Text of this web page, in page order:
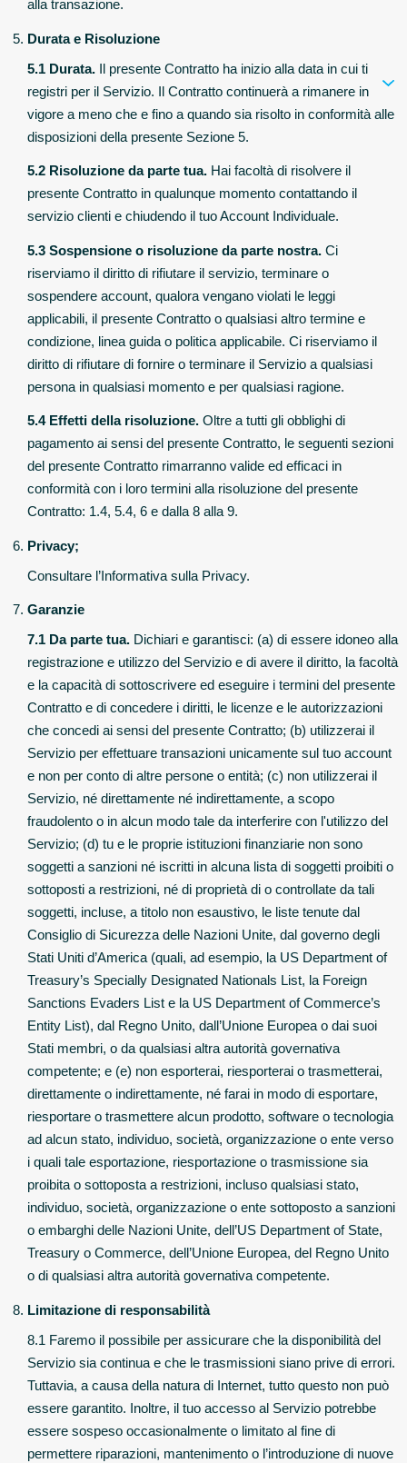
alla transazione.
Durata e Risoluzione
5.1 Durata. Il presente Contratto ha inizio alla data in cui ti
registri per il Servizio. Il Contratto continuerà a rimanere in
vigore a meno che e fino a quando sia risolto in conformità alle
disposizioni della presente Sezione 5.
5.2 Risoluzione da parte tua. Hai facoltà di risolvere il
presente Contratto in qualunque momento contattando il
servizio clienti e chiudendo il tuo Account Individuale.
5.3 Sospensione o risoluzione da parte nostra. Ci
riserviamo il diritto di rifiutare il servizio, terminare o
sospendere account, qualora vengano violati le leggi
applicabili, il presente Contratto o qualsiasi altro termine e
condizione, linea guida o politica applicabile. Ci riserviamo il
diritto di rifiutare di fornire o terminare il Servizio a qualsiasi
persona in qualsiasi momento e per qualsiasi ragione.
5.4 Effetti della risoluzione. Oltre a tutti gli obblighi di
pagamento ai sensi del presente Contratto, le seguenti sezioni
del presente Contratto rimarranno valide ed efficaci in
conformità con i loro termini alla risoluzione del presente
Contratto: 1.4, 5.4, 6 e dalla 8 alla 9.
Privacy;
Consultare l’Informativa sulla Privacy.
Garanzie
7.1 Da parte tua. Dichiari e garantisci: (a) di essere idoneo alla
registrazione e utilizzo del Servizio e di avere il diritto, la facoltà
e la capacità di sottoscrivere ed eseguire i termini del presente
Contratto e di concedere i diritti, le licenze e le autorizzazioni
che concedi ai sensi del presente Contratto; (b) utilizzerai il
Servizio per effettuare transazioni unicamente sul tuo account
e non per conto di altre persone o entità; (c) non utilizzerai il
Servizio, né direttamente né indirettamente, a scopo
fraudolento o in alcun modo tale da interferire con l'utilizzo del
Servizio; (d) tu e le proprie istituzioni finanziarie non sono
soggetti a sanzioni né iscritti in alcuna lista di soggetti proibiti o
sottoposti a restrizioni, né di proprietà di o controllate da tali
soggetti, incluse, a titolo non esaustivo, le liste tenute dal
Consiglio di Sicurezza delle Nazioni Unite, dal governo degli
Stati Uniti d’America (quali, ad esempio, la US Department of
Treasury’s Specially Designated Nationals List, la Foreign
Sanctions Evaders List e la US Department of Commerce’s
Entity List), dal Regno Unito, dall’Unione Europea o dai suoi
Stati membri, o da qualsiasi altra autorità governativa
competente; e (e) non esporterai, riesporterai o trasmetterai,
direttamente o indirettamente, né farai in modo di esportare,
riesportare o trasmettere alcun prodotto, software o tecnologia
ad alcun stato, individuo, società, organizzazione o ente verso
i quali tale esportazione, riesportazione o trasmissione sia
proibita o sottoposta a restrizioni, incluso qualsiasi stato,
individuo, società, organizzazione o ente sottoposto a sanzioni
o embarghi delle Nazioni Unite, dell’US Department of State,
Treasury o Commerce, dell’Unione Europea, del Regno Unito
o di qualsiasi altra autorità governativa competente.
Limitazione di responsabilità
8.1 Faremo il possibile per assicurare che la disponibilità del
Servizio sia continua e che le trasmissioni siano prive di errori.
Tuttavia, a causa della natura di Internet, tutto questo non può
essere garantito. Inoltre, il tuo accesso al Servizio potrebbe
essere sospeso occasionalmente o limitato al fine di
permettere riparazioni, mantenimento o l’introduzione di nuove